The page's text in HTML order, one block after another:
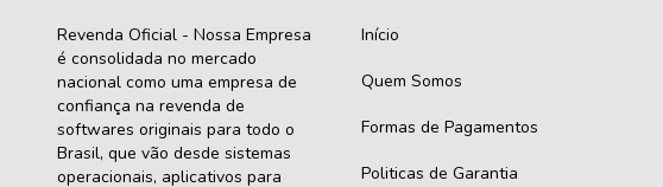
Revenda Oficial - Nossa Empresa
é consolidada no mercado
nacional como uma empresa de
confiança na revenda de
softwares originais para todo o
Brasil, que vão desde sistemas
operacionais, aplicativos para
Início
Quem Somos
Formas de Pagamentos
Politicas de Garantia